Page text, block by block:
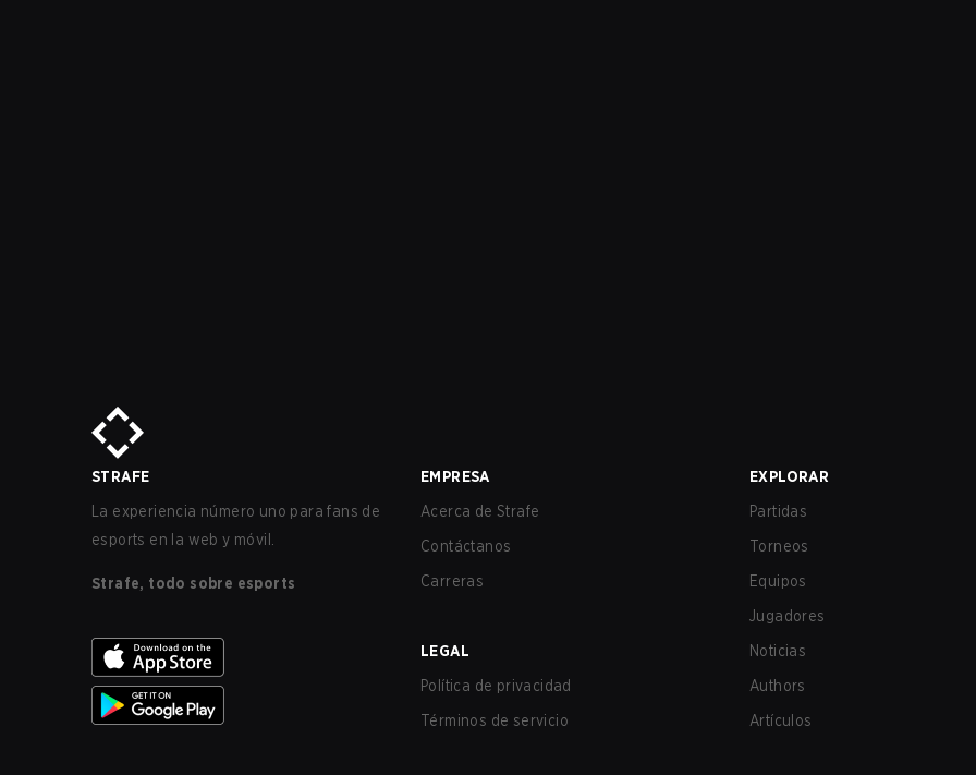
STRAFE
La experiencia número uno para fans de
esports en la web y móvil.
Strafe, todo sobre esports
EMPRESA
Acerca de Strafe
Contáctanos
Carreras
LEGAL
Política de privacidad
Términos de servicio
EXPLORAR
Partidas
Torneos
Equipos
Jugadores
Noticias
Authors
Artículos